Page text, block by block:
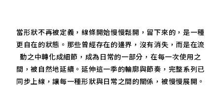
當形狀不再被定義，線條開始慢慢鬆開，留下來的，是一種
更自在的狀態。那些曾經存在的邊界，沒有消失，而是在流
動之中轉化成細節，成為日常的一部分，在每一次使用之
間，被自然地延續。延伸這一季的輪廓與節奏，完整系列已
同步上線，讓每一種形狀與日常之間的關係，被慢慢展開。